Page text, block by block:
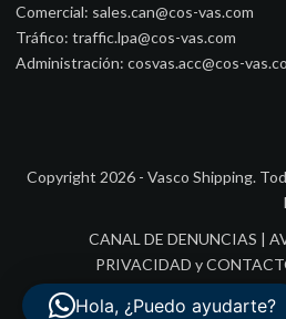
Comercial: sales.can@cos-vas.com
Tráfico: traffic.lpa@cos-vas.com
Administración: cosvas.acc@cos-
Copyright 2026 - Vasco Shipping.
CANAL DE DENUNCIAS |
PRIVACIDAD y
Hola, ¿Puedo ayudarte?